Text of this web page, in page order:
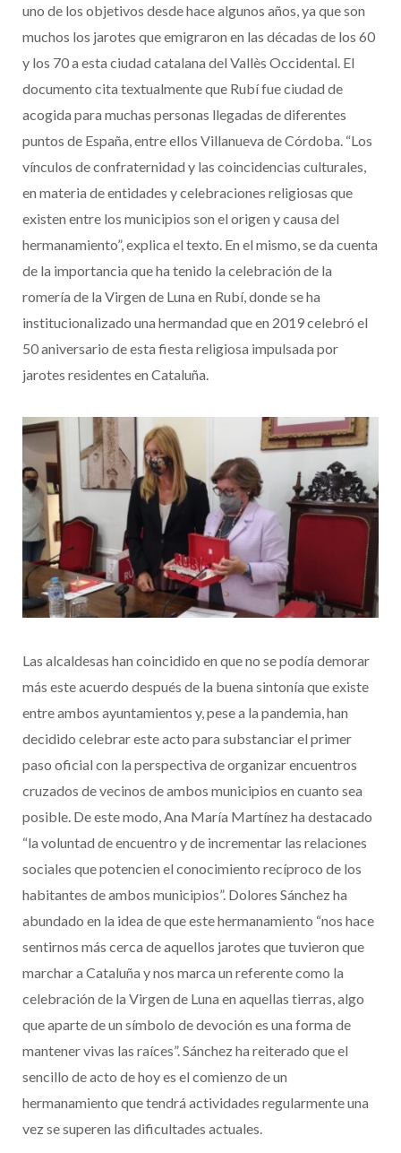
uno de los objetivos desde hace algunos años, ya que son
muchos los jarotes que emigraron en las décadas de los 60
y los 70 a esta ciudad catalana del Vallès Occidental. El
documento cita textualmente que Rubí fue ciudad de
acogida para muchas personas llegadas de diferentes
puntos de España, entre ellos Villanueva de Córdoba. “Los
vínculos de confraternidad y las coincidencias culturales,
en materia de entidades y celebraciones religiosas que
existen entre los municipios son el origen y causa del
hermanamiento”, explica el texto. En el mismo, se da cuenta
de la importancia que ha tenido la celebración de la
romería de la Virgen de Luna en Rubí, donde se ha
institucionalizado una hermandad que en 2019 celebró el
50 aniversario de esta fiesta religiosa impulsada por
jarotes residentes en Cataluña.
Las alcaldesas han coincidido en que no se podía demorar
más este acuerdo después de la buena sintonía que existe
entre ambos ayuntamientos y, pese a la pandemia, han
decidido celebrar este acto para substanciar el primer
paso oficial con la perspectiva de organizar encuentros
cruzados de vecinos de ambos municipios en cuanto sea
posible. De este modo, Ana María Martínez ha destacado
“la voluntad de encuentro y de incrementar las relaciones
sociales que potencien el conocimiento recíproco de los
habitantes de ambos municipios”. Dolores Sánchez ha
abundado en la idea de que este hermanamiento “nos hace
sentirnos más cerca de aquellos jarotes que tuvieron que
marchar a Cataluña y nos marca un referente como la
celebración de la Virgen de Luna en aquellas tierras, algo
que aparte de un símbolo de devoción es una forma de
mantener vivas las raíces”. Sánchez ha reiterado que el
sencillo de acto de hoy es el comienzo de un
hermanamiento que tendrá actividades regularmente una
vez se superen las dificultades actuales.